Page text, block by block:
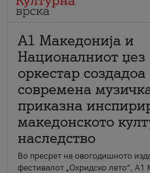
А1 Македонија и
Националниот џез
оркестар создадоа
современа
приказна
македонското
наследство
Во пресрет на овогодишното
фестивалот „Охридско лето“, А1